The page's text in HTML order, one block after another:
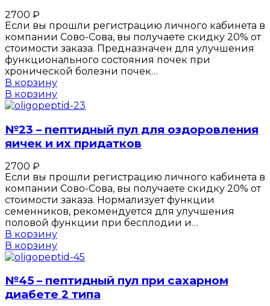
2700 ₽
Если вы прошли регистрацию личного кабинета в
компании Сово-Сова, вы получаете скидку 20% от
стоимости заказа. Предназначен для улучшения
функционального состояния почек при
хронической болезни почек…
В корзину
В корзину
№23 – пептидный пул для оздоровления
яичек и их придатков
2700 ₽
Если вы прошли регистрацию личного кабинета в
компании Сово-Сова, вы получаете скидку 20% от
стоимости заказа. Нормализует функции
семенников, рекомендуется для улучшения
половой функции при бесплодии и…
В корзину
В корзину
№45 – пептидный пул при сахарном
диабете 2 типа